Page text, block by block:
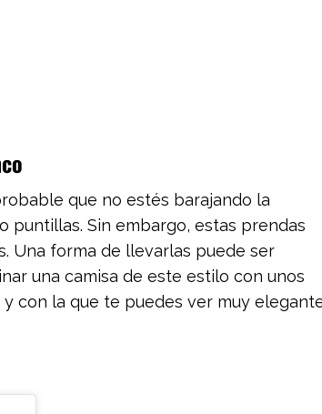
que no estés barajando la
puntillas. Sin embargo, estas prendas
Una forma de llevarlas puede ser
una camisa de este estilo con unos
con la que te puedes ver muy